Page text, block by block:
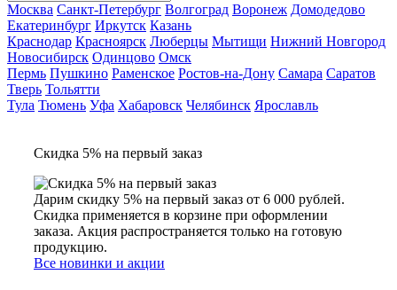
Москва Санкт-Петербург Волгоград Воронеж Домодедово
Екатеринбург Иркутск Казань
Краснодар Красноярск Люберцы Мытищи Нижний Новгород
Новосибирск Одинцово Омск
Пермь Пушкино Раменское Ростов-на-Дону Самара Саратов
Тверь Тольятти
Тула Тюмень Уфа Хабаровск Челябинск Ярославль
Скидка 5% на первый заказ
Дарим скидку 5% на первый заказ от 6 000 рублей.
Скидка применяется в корзине при оформлении
заказа. Акция распространяется только на готовую
продукцию.
Все новинки и акции